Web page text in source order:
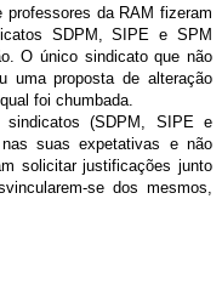
da RAM fizeram
SDPM, SIPE e SPM
O único sindicato que não
uma proposta de alteração
foi chumbada.
sindicatos (SDPM, SIPE e
suas expetativas e não
solicitar justificações junto
se dos mesmos,